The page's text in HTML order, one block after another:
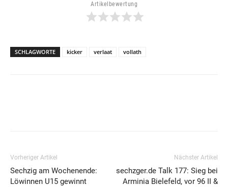
Artikelbewertung
SCHLAGWORTE kicker verlaat vollath
Vorheriger Artikel
Sechzig am Wochenende:
Löwinnen U15 gewinnt
Nächster Artikel
sechzger.de Talk 177: Sieg bei
Arminia Bielefeld, vor 96 II &